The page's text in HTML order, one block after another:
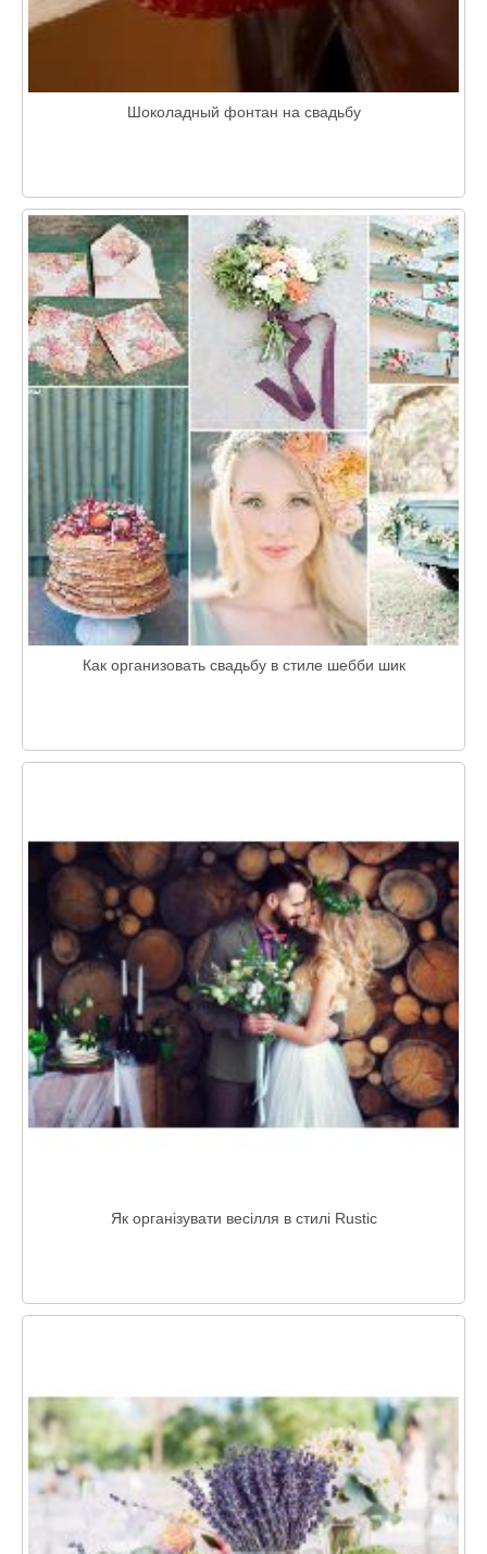
Шоколадный фонтан на свадьбу
Как организовать свадьбу в стиле шебби шик
Як організувати весілля в стилі Rustic